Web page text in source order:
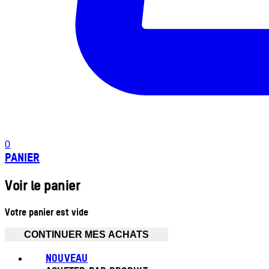
0
PANIER
Voir le panier
Votre panier est vide
CONTINUER MES ACHATS
NOUVEAU